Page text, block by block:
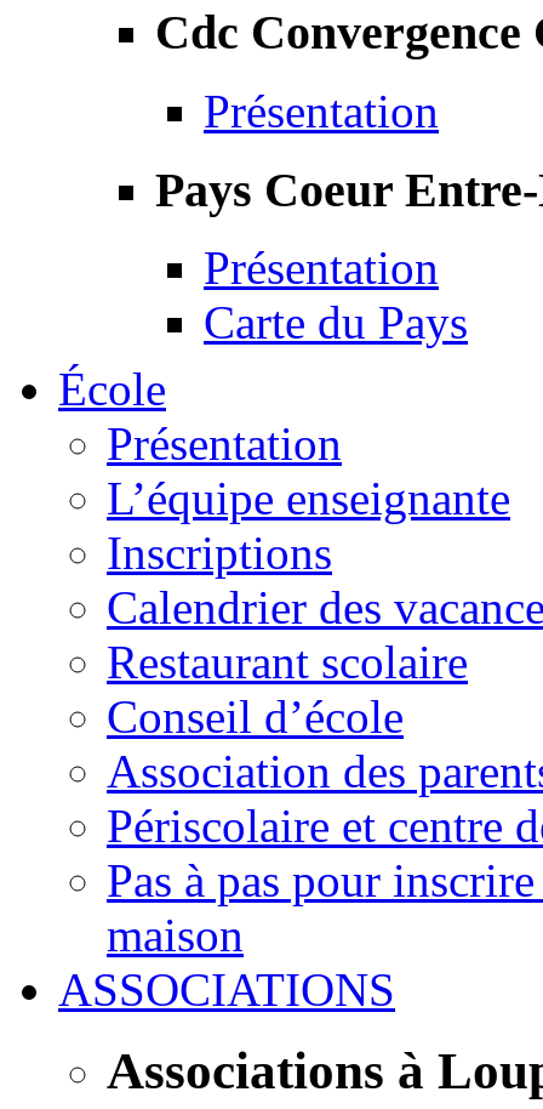
Cdc Convergence
Présentation
Pays Coeur
Présentation
Carte du Pays
École
Présentation
L’équipe enseignante
Inscriptions
Calendrier des
Restaurant scolaire
Conseil d’école
Association des
Périscolaire et centre
Pas à pas pour
maison
ASSOCIATIONS
Associations à